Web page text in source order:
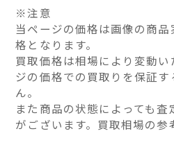
※注意
当ページの価格は画像の商
格となります。
買取価格は相場により変動
ジの価格での買取りを保証
ん。
また商品の状態によっても
がございます。買取相場の参